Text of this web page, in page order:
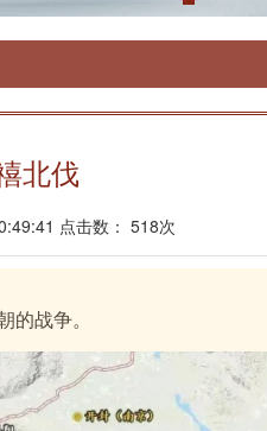
北伐
点击数： 518次
战争。